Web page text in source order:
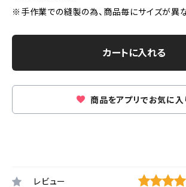
※手作業での縫製の為、商品毎にサイズが異な
カートに入れる
商品をアプリでお気に入
レビュー